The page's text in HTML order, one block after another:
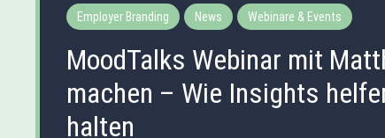
Employer Branding News Webinare & Events
MoodTalks Webinar mit
machen – Wie Insights
halten